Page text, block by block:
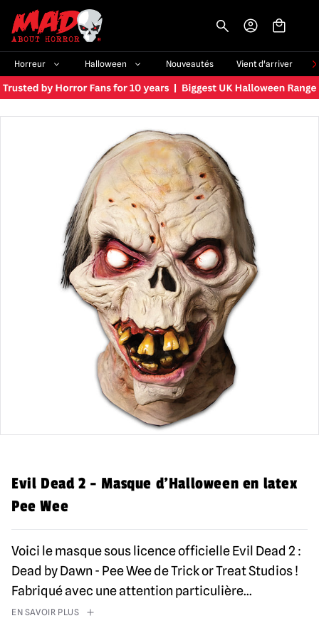
Horreur Halloween Nouveautés Vient d'arriver
Evil Dead 2 - Masque d'Halloween en latex
Pee Wee
Voici le masque sous licence officielle Evil Dead 2 :
Dead by Dawn - Pee Wee de Trick or Treat Studios !
Fabriqué avec une attention particulière...
EN SAVOIR PLUS